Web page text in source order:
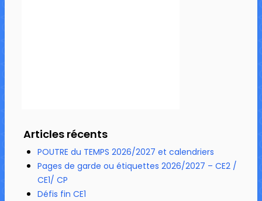
Articles récents
POUTRE du TEMPS 2026/2027 et calendriers
Pages de garde ou étiquettes 2026/2027 – CE2 /
CE1/ CP
Défis fin CE1